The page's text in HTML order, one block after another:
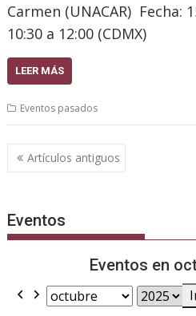
Carmen (UNACAR) Fecha:
10:30 a 12:00 (CDMX)
LEER MÁS
Eventos pasados
Navegación
de
Artículos antiguos
Eventos
Eventos en
Previous
Next
Month
Year